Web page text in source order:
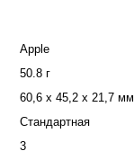
Apple
50.8 г
60,6 х 45,2 х 21,7 мм
Стандартная
3